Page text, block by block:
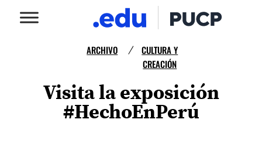
ARCHIVO /
CULTURA Y
CREACIÓN
Visita la exposición
#HechoEnPerú